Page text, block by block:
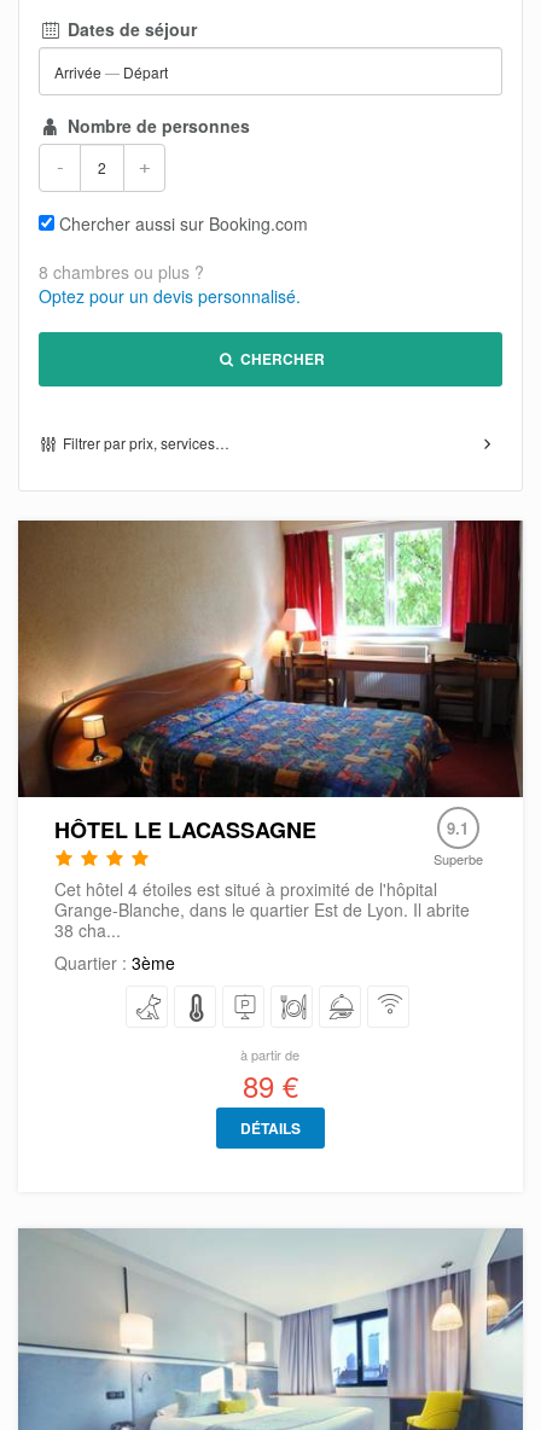
Dates de séjour
Arrivée — Départ
Nombre de personnes
- +
Chercher aussi sur Booking.com
8 chambres ou plus ?
Optez pour un devis personnalisé.
CHERCHER
Filtrer par prix, services…
HÔTEL LE LACASSAGNE 9.1
Superbe
Cet hôtel 4 étoiles est situé à proximité de l'hôpital
Grange-Blanche, dans le quartier Est de Lyon. Il abrite
38 cha...
Quartier : 3ème
à partir de
89 €
DÉTAILS